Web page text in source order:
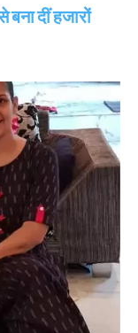
दीं हजारों